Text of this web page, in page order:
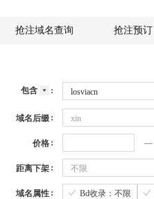
抢注域名查询 抢注预订
包含
域名后缀 xin
价格
距离下架 不限
域名属性 Bd收录：不限